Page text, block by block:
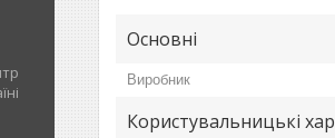
Основні
Виробник
Користувальницькі